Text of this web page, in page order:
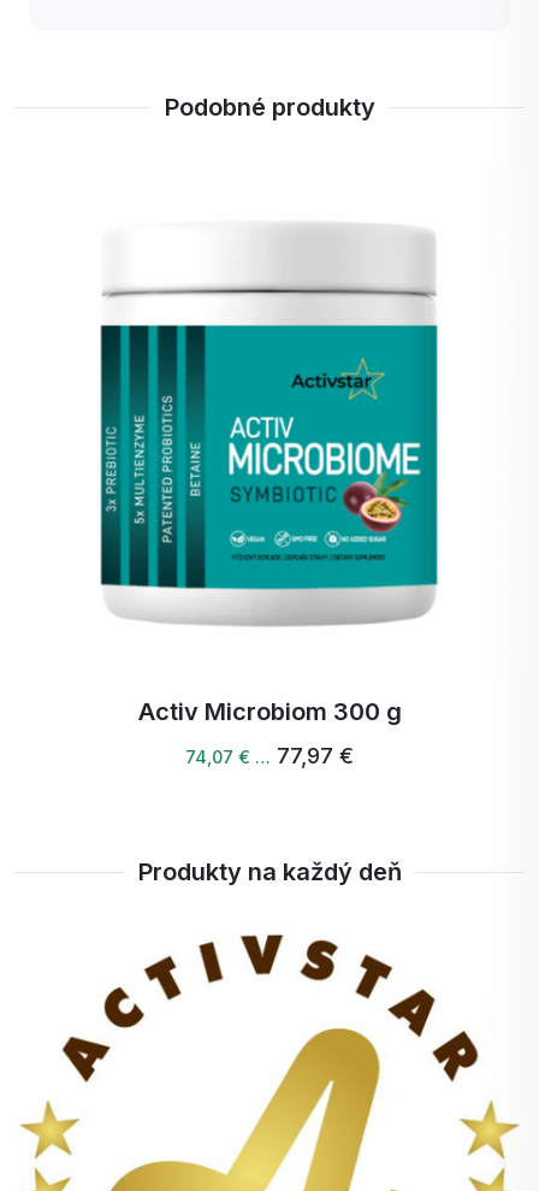
Podobné produkty
Activ Digest drink 100 g
44,50 € … 45,88 €
Produkty na každý deň
+